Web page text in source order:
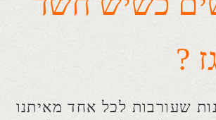
להישמר אך כאשר מדובר על דליפת גז
בהחלט יש מה לעשות.
בחשבון הוא שאם תדחו את הטיפול בעניין
ואת הזמנת השירות המקצועי של איתור